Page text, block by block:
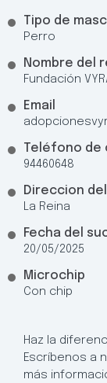
Tipo de
Perro
Nombre del
Fundación
Email
Teléfono
94460648
Direccion
La Reina
Fecha del
20/05/2025
Microchip
Con chip
Haz la
Escríbenos a
más